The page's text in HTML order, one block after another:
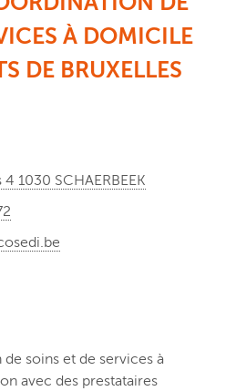
À DOMICILE
DE BRUXELLES
4 1030 SCHAERBEEK
soins et de services à
avec des prestataires